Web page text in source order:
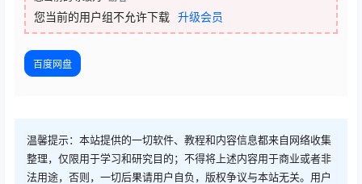
您当前的用户组不允许下载 升级会员
百度网盘
温馨提示：本站提供的一切软件、教程和内容信息都来自网络收集
整理，仅限用于学习和研究目的；不得将上述内容用于商业或者非
法用途，否则，一切后果请用户自负，版权争议与本站无关。用户